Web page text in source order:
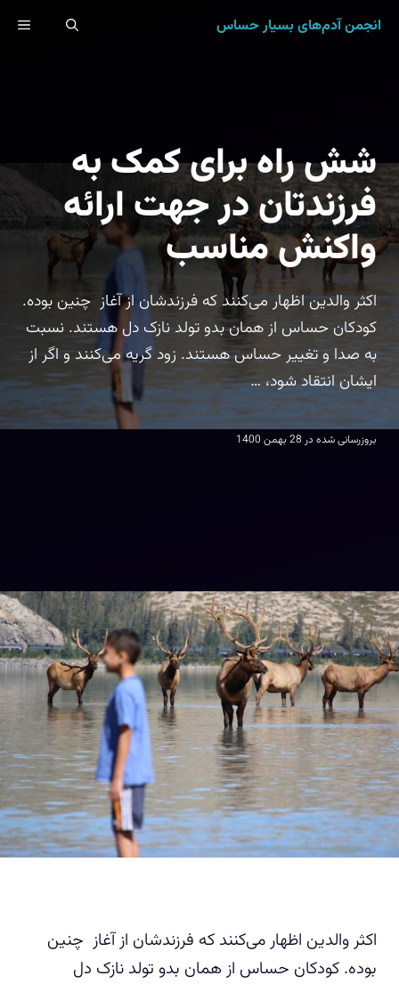
پرش
انجمن آدم‌های بسیار حساس
شش راه برای کمک به
فرزندتان در جهت ارائه
واکنش مناسب
اکثر والدین اظهار می‌کنند که فرزندشان از آغاز چنین بوده.
کودکان حساس از همان بدو تولد نازک دل هستند. نسبت
به صدا و تغییر حساس هستند. زود گریه می‌کنند و اگر از
ایشان انتقاد شود، …
بروزرسانی شده در 28 بهمن 1400
اکثر والدین اظهار می‌کنند که فرزندشان از آغاز چنین
بوده. کودکان حساس از همان بدو تولد نازک دل